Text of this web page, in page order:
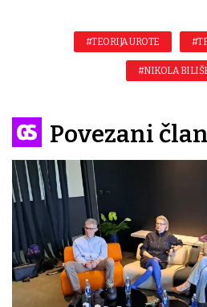
#TEORIJA UROTE
#NIKOLA
Povezani